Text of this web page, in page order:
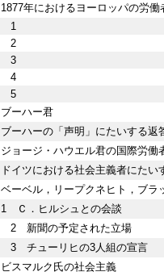
1877年におけるヨーロッパの労働
1
2
3
4
5
ブーハー君
ブーハーの「声明」にたいする返
ジョージ・ハウエル君の国際労働
ドイツにおける社会主義者にた
ベーベル，リープクネヒト，ブラ
1 Ｃ．ヒルシュとの会談
2 新聞の予定された立場
3 チューリヒの3人組の宣言
ビスマルク氏の社会主義